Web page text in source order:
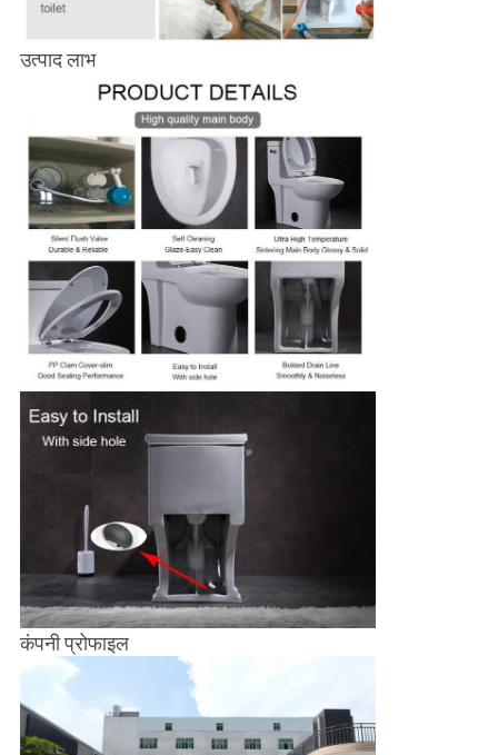
उत्पाद लाभ
कंपनी प्रोफाइल